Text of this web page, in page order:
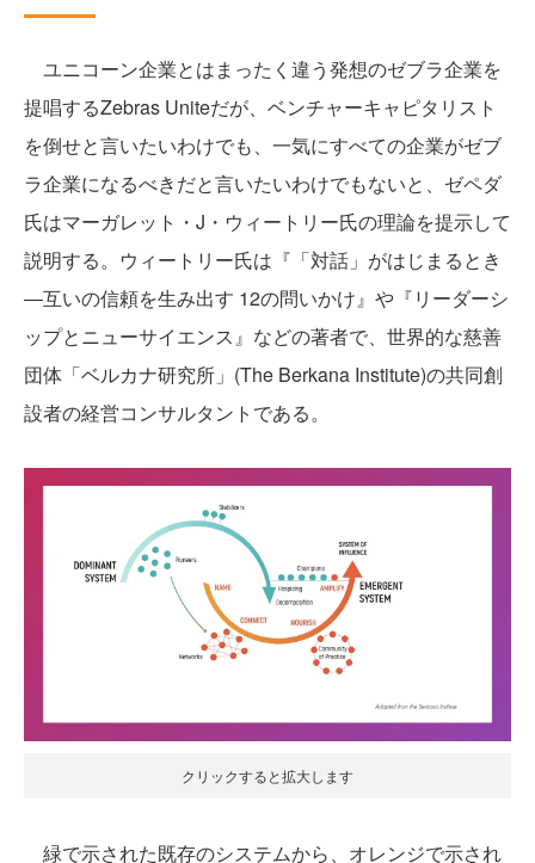
ユニコーン企業とはまったく違う発想のゼブラ企業を
提唱するZebras Uniteだが、ベンチャーキャピタリスト
を倒せと言いたいわけでも、一気にすべての企業がゼブ
ラ企業になるべきだと言いたいわけでもないと、ゼペダ
氏はマーガレット・J・ウィートリー氏の理論を提示して
説明する。ウィートリー氏は『「対話」がはじまるとき
―互いの信頼を生み出す 12の問いかけ』や『リーダーシ
ップとニューサイエンス』などの著者で、世界的な慈善
団体「ベルカナ研究所」(The Berkana Institute)の共同創
設者の経営コンサルタントである。
クリックすると拡大します
緑で示された既存のシステムから、オレンジで示され